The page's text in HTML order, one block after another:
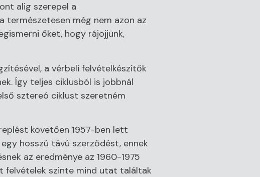
alig szerepel a
természetesen még nem azon az
őket, hogy rájöjjünk,
a vérbeli felvételkészítők
Így teljes ciklusból is jobbnál
sztereó ciklust szeretném
követően 1957-ben lett
hosszú távú szerződést, ennek
az eredménye az 1960-1975
felvételek szinte mind utat találtak